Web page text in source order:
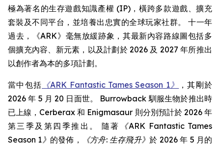
極為著名的生存遊戲知識產權 (IP)，橫跨多款遊戲、擴充
套裝及不同平台，並培養出忠實的全球玩家社群。 十一年
過去，《ARK》毫無放緩跡象，其最新內容路線圖包括多
個擴充內容、新元素，以及計劃於 2026 及 2027 年所推出
以創作者為本的多項計劃。
當中包括 《ARK Fantastic Tames Season 1》
，其剛於
2026 年 5 月 20 日面世。 Burrowback 馴服生物於推出時
已上線，Cerberax 和 Enigmasaur 則分別預計於 2026 年
第三季及第四季推出。 隨著
《ARK Fantastic Tames
Season 1》 的發佈， 《方舟: 生存飛升》於 2026 年 5 月的